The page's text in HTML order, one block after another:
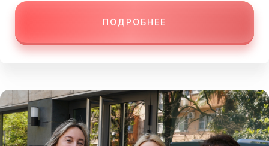
ПОДРОБНЕЕ